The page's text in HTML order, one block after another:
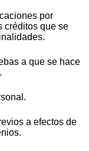
por
créditos que se
a que se hace
a efectos de